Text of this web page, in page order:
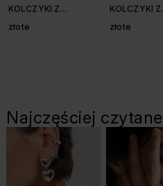
KOLCZYKI Z
3,8 MM
złote
KOLCZYKI Z
BLUE 3,8 MM
złote
Najczęściej czytane